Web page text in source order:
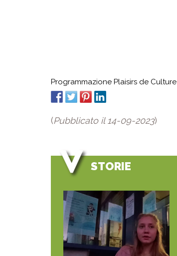
Programmazione Plaisirs de Culture
(Pubblicato il 14-09-2023)
STORIE